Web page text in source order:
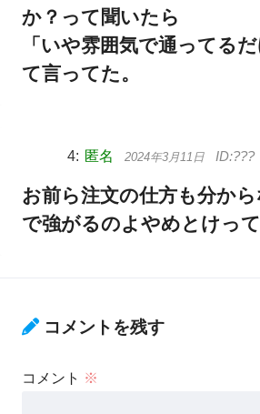
か？って聞いたら
「いや雰囲気で通ってる
て言ってた。
匿名 2024年3月11日
お前ら注文の仕方も分か
で強がるのよやめとけっ
コメントを残す
コメント ※